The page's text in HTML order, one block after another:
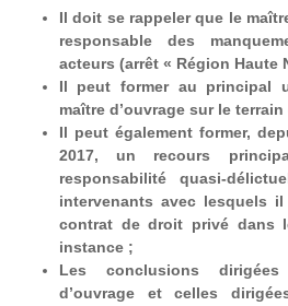
Il doit se rappeler que le
responsable des
acteurs (arrêt « Région Haute
Il peut former au principal
maître d’ouvrage sur le
Il peut également former,
2017, un recours
responsabilité quasi-
intervenants avec lesquels
contrat de droit privé dans
instance ;
Les conclusions
d’ouvrage et celles